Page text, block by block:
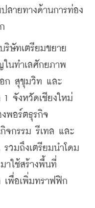
ายทางด้านการท่อง
ษัทเตรียมขยาย
ในทำเลศักยภาพ
ก สุขุมวิท และ
จังหวัดเชียงใหม่
งพอร์ตธุรกิจ
จกรรม รีเทล และ
วมถึงเตรียมนำโดม
าใช้สร้างพื้นที่
เพื่อเพิ่มทราฟฟิก